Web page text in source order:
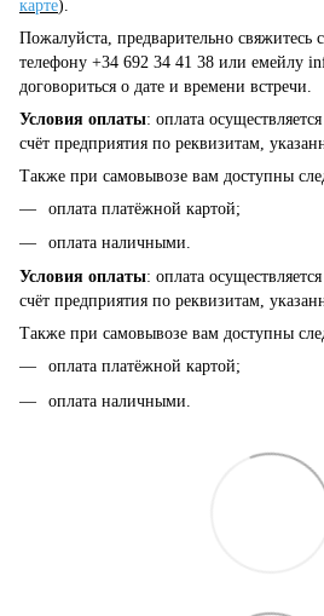
карте).
Пожалуйста, предварительно
телефону +34 692 34 41 38 или емейлу
договориться о дате и времени встречи.
Условия оплаты: оплата
счёт предприятия по реквизитам,
Также при самовывозе вам доступны
оплата платёжной картой;
оплата наличными.
Условия оплаты: оплата
счёт предприятия по реквизитам,
Также при самовывозе вам доступны
оплата платёжной картой;
оплата наличными.